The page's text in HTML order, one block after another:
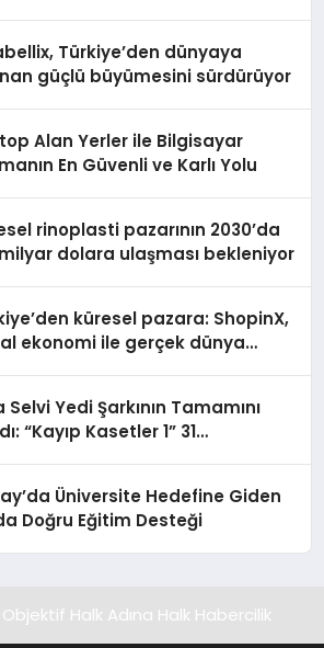
Türkiye’den dünyaya
güçlü büyümesini sürdürüyor
Alan Yerler ile Bilgisayar
En Güvenli ve Karlı Yolu
rinoplasti pazarının 2030’da
dolara ulaşması bekleniyor
küresel pazara: ShopinX,
ekonomi ile gerçek dünya
Selvi Yedi Şarkının Tamamını
“Kayıp Kasetler 1” 31
Üniversite Hedefine Giden
Doğru Eğitim Desteği
Halk Adına Halk Habercilik